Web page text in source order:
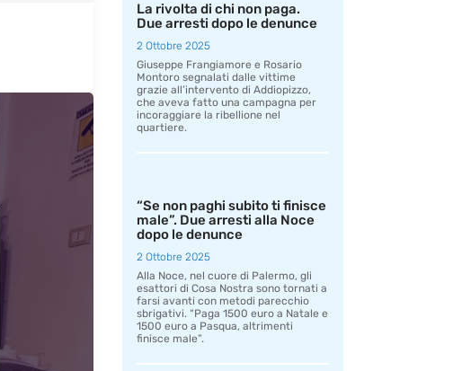
La rivolta di chi non paga.
Due arresti dopo le denunce
2 Ottobre 2025
Giuseppe Frangiamore e Rosario
Montoro segnalati dalle vittime
grazie all’intervento di Addiopizzo,
che aveva fatto una campagna per
incoraggiare la ribellione nel
quartiere.
“Se non paghi subito ti finisce
male”. Due arresti alla Noce
dopo le denunce
2 Ottobre 2025
Alla Noce, nel cuore di Palermo, gli
esattori di Cosa Nostra sono tornati a
farsi avanti con metodi parecchio
sbrigativi. “Paga 1500 euro a Natale e
1500 euro a Pasqua, altrimenti
finisce male”.